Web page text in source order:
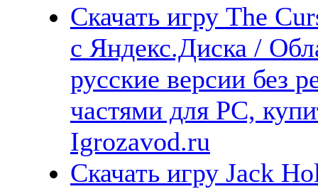
Скачать игру The
с Яндекс.Диска /
русские версии без
частями для PC,
Igrozavod.ru
Скачать игру Jack